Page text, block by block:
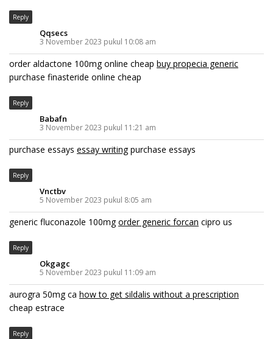
Reply
Qqsecs
3 November 2023 pukul 10:08 am
order aldactone 100mg online cheap buy propecia generic
purchase finasteride online cheap
Reply
Babafn
3 November 2023 pukul 11:21 am
purchase essays essay writingpurchase essays
Reply
Vnctbv
5 November 2023 pukul 8:05 am
generic fluconazole 100mgorder generic forcan cipro us
Reply
Okgagc
5 November 2023 pukul 11:09 am
aurogra 50mg ca how to get sildalis without a prescription
cheap estrace
Reply